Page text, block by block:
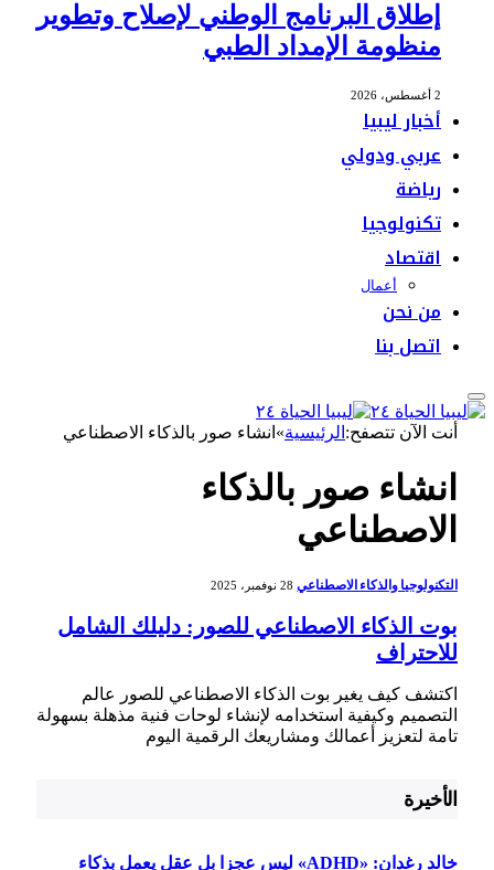
إطلاق البرنامج الوطني لإصلاح وتطوير
منظومة الإمداد الطبي
أخبار ليبيا
عربي ودولي
رياضة
تكنولوجيا
اقتصاد
أعمال
من نحن
اتصل بنا
أنت الآن تتصفح:الرئيسية»انشاء صور بالذكاء الاصطناعي
انشاء صور بالذكاء
الاصطناعي
التكنولوجيا والذكاء الاصطناعي 28 نوفمبر، 2025
بوت الذكاء الاصطناعي للصور: دليلك الشامل
للاحتراف
اكتشف كيف يغير بوت الذكاء الاصطناعي للصور عالم
التصميم وكيفية استخدامه لإنشاء لوحات فنية مذهلة بسهولة
تامة لتعزيز أعمالك ومشاريعك الرقمية اليوم
الأخيرة
خالد رغدان: «ADHD» ليس عجزا بل عقل يعمل بذكاء